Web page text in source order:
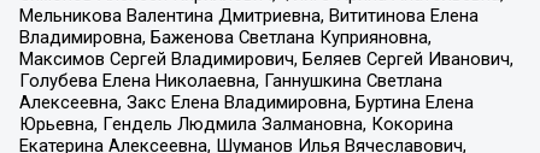
Мельникова Валентина Дмитриевна, Вититинова Елена
Владимировна, Баженова Светлана Куприяновна,
Максимов Сергей Владимирович, Беляев Сергей Иванович,
Голубева Елена Николаевна, Ганнушкина Светлана
Алексеевна, Закс Елена Владимировна, Буртина Елена
Юрьевна, Гендель Людмила Залмановна, Кокорина
Екатерина Алексеевна, Шуманов Илья Вячеславович,